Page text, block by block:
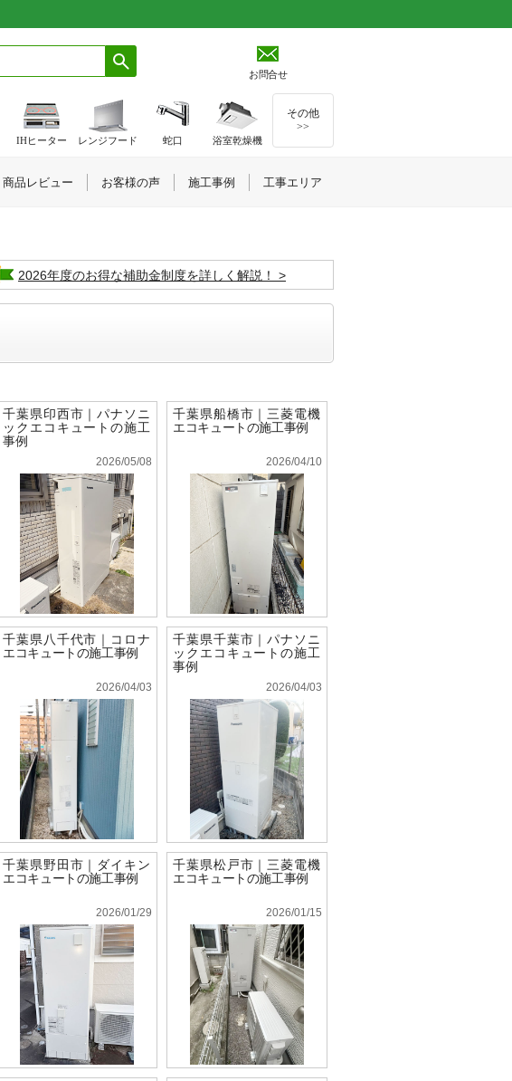
お問合せ
2026年度のお得な補助金制度を詳しく解説！
千葉県印西市｜パナソニ
ックエコキュートの施工
事例
2026/05/08
千葉県船橋市｜三菱電機
エコキュートの施工事例
2026/04/10
千葉県八千代市｜コロナ
エコキュートの施工事例
2026/04/03
千葉県千葉市｜パナソニ
ックエコキュートの施工
事例
2026/04/03
千葉県野田市｜ダイキン
エコキュートの施工事例
2026/01/29
千葉県松戸市｜三菱電機
エコキュートの施工事例
2026/01/15
IHヒーター レンジフード 蛇口 浴室乾燥機
その他
>>
商品レビュー お客様の声 施工事例 工事エリア